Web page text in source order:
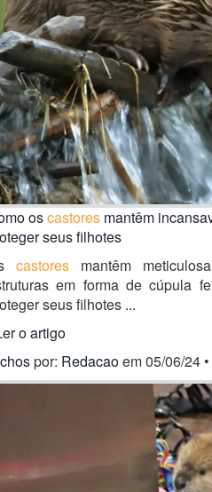
oscastores mantêm
seus filhotes
castores mantêm
em forma de cúpula
seus filhotes ...
o artigo
por: Redacaoem 05/06/24 •